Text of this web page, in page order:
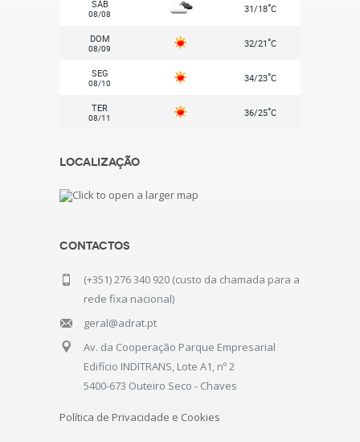
SÁB
08/08 31/18°C
DOM
08/09 32/21°C
SEG
08/10 34/23°C
TER
08/11 36/25°C
Localização
Contactos
(+351) 276 340 920 (custo da chamada para a
rede fixa nacional)
geral@adrat.pt
Av. da Cooperação Parque Empresarial
Edifício INDITRANS, Lote A1, nº 2
5400-673 Outeiro Seco - Chaves
Política de Privacidade e Cookies